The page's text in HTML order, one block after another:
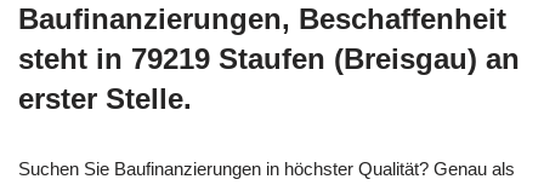
Baufinanzierungen, Beschaffenheit
steht in 79219 Staufen (Breisgau) an
erster Stelle.
Suchen Sie Baufinanzierungen in höchster Qualität? Genau als